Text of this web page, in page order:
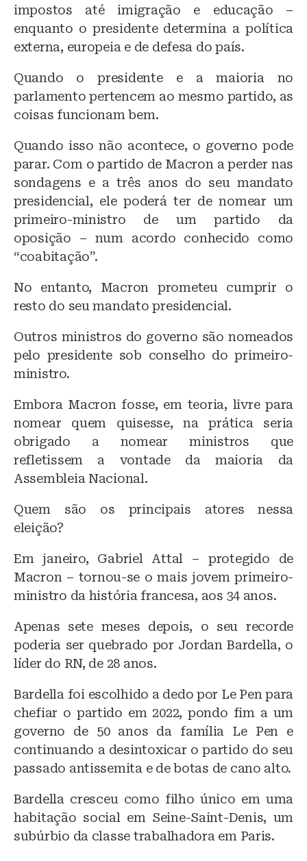
impostos até imigração e educação –
enquanto o presidente determina a política
externa, europeia e de defesa do país.
Quando o presidente e a maioria no
parlamento pertencem ao mesmo partido, as
coisas funcionam bem.
Quando isso não acontece, o governo pode
parar. Com o partido de Macron a perder nas
sondagens e a três anos do seu mandato
presidencial, ele poderá ter de nomear um
primeiro-ministro de um partido da
oposição – num acordo conhecido como
“coabitação”.
No entanto, Macron prometeu cumprir o
resto do seu mandato presidencial.
Outros ministros do governo são nomeados
pelo presidente sob conselho do primeiro-
ministro.
Embora Macron fosse, em teoria, livre para
nomear quem quisesse, na prática seria
obrigado a nomear ministros que
refletissem a vontade da maioria da
Assembleia Nacional.
Quem são os principais atores nessa
eleição?
Em janeiro, Gabriel Attal – protegido de
Macron – tornou-se o mais jovem primeiro-
ministro da história francesa, aos 34 anos.
Apenas sete meses depois, o seu recorde
poderia ser quebrado por Jordan Bardella, o
líder do RN, de 28 anos.
Bardella foi escolhido a dedo por Le Pen para
chefiar o partido em 2022, pondo fim a um
governo de 50 anos da família Le Pen e
continuando a desintoxicar o partido do seu
passado antissemita e de botas de cano alto.
Bardella cresceu como filho único em uma
habitação social em Seine-Saint-Denis, um
subúrbio da classe trabalhadora em Paris.